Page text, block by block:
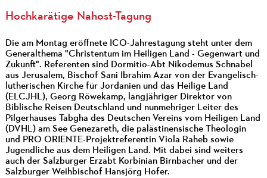
Hochkarätige Nahost-Tagung
Die am Montag eröffnete ICO-Jahrestagung steht unter dem
Generalthema "Christentum im Heiligen Land - Gegenwart und
Zukunft". Referenten sind Dormitio-Abt Nikodemus Schnabel
aus Jerusalem, Bischof Sani Ibrahim Azar von der Evangelisch-
lutherischen Kirche für Jordanien und das Heilige Land
(ELCJHL), Georg Röwekamp, langjähriger Direktor von
Biblische Reisen Deutschland und nunmehriger Leiter des
Pilgerhauses Tabgha des Deutschen Vereins vom Heiligen Land
(DVHL) am See Genezareth, die palästinensische Theologin
und PRO ORIENTE-Projektreferentin Viola Raheb sowie
Jugendliche aus dem Heiligen Land. Mit dabei sind weiters
auch der Salzburger Erzabt Korbinian Birnbacher und der
Salzburger Weihbischof Hansjörg Hofer.